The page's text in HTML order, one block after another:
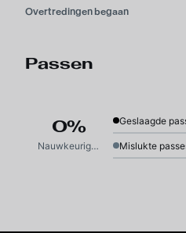
Overtredingen begaan
Passen
0%
Nauwkeurigheid
Geslaagde
Mislukte